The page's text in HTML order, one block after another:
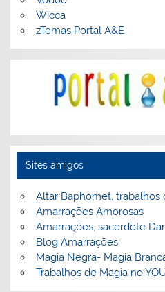
Wicca
zTemas Portal A&E
Sites amigos
Altar Baphomet, trabalhos
Amarrações Amorosas
Amarrações, sacerdote
Blog Amarrações
Magia Negra- Magia
Trabalhos de Magia no